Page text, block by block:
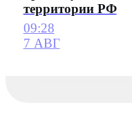
территории РФ
09:28
7 АВГ